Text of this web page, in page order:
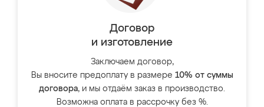
Договор
и изготовление
Заключаем договор,
Вы вносите предоплату в размере 10% от суммы
договора, и мы отдаём заказ в производство.
Возможна оплата в рассрочку без %.